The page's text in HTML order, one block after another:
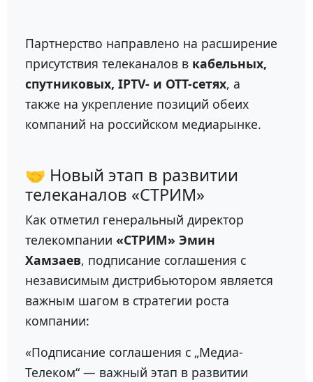
Партнерство направлено на расширение
присутствия телеканалов в кабельных,
спутниковых, IPTV- и OTT-сетях, а
также на укрепление позиций обеих
компаний на российском медиарынке.
🤝 Новый этап в развитии
телеканалов «СТРИМ»
Как отметил генеральный директор
телекомпании «СТРИМ» Эмин
Хамзаев, подписание соглашения с
независимым дистрибьютором является
важным шагом в стратегии роста
компании:
«Подписание соглашения с „Медиа-
Телеком“ — важный этап в развитии